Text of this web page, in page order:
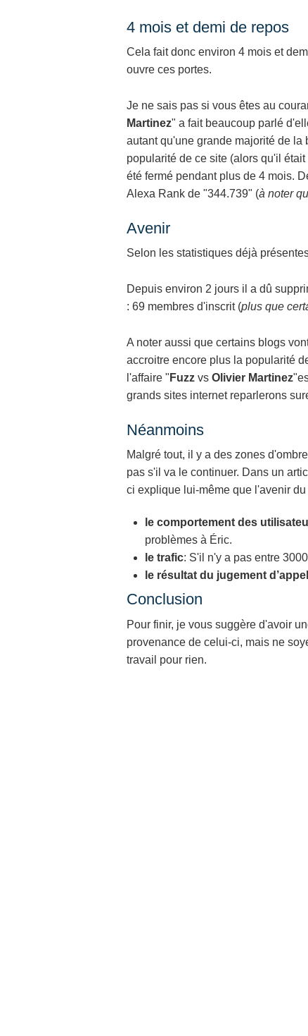
4 mois et demi de repos
Cela fait donc environ 4 mois et
ouvre ces portes.
Je ne sais pas si vous êtes au
Martinez" a fait beaucoup parlé
autant qu'une grande majorité de
popularité de ce site (alors qu'il
été fermé pendant plus de 4 mois.
Alexa Rank de "344.739" (à noter
Avenir
Selon les statistiques déjà
Depuis environ 2 jours il a dû
: 69 membres d'inscrit (plus que
A noter aussi que certains blogs
accroitre encore plus la popularité
l'affaire " Fuzz vs Olivier Martinez
grands sites internet reparlerons
Néanmoins
Malgré tout, il y a des zones
pas s'il va le continuer. Dans un
ci explique lui-même que l'avenir
le comportement des
problèmes à Éric.
le trafic: S'il n'y a pas entre
le résultat du jugement d’appel
Conclusion
Pour finir, je vous suggère d'avoir
provenance de celui-ci, mais ne
travail pour rien.